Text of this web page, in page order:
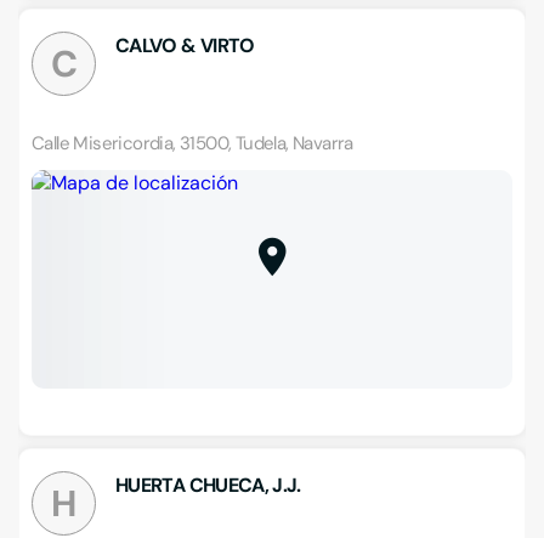
C CALVO & VIRTO
Calle Misericordia, 31500, Tudela, Navarra
H HUERTA CHUECA, J.J.